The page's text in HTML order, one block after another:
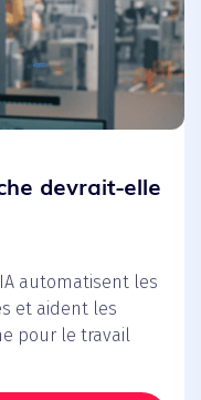
devrait-elle
automatisent les
et aident les
pour le travail